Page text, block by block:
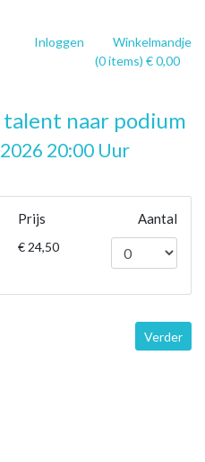
Inloggen
Winkelmandje
(0 items) € 0,00
naar podium
20:00 Uur
Prijs Aantal
€ 24,50
Verder